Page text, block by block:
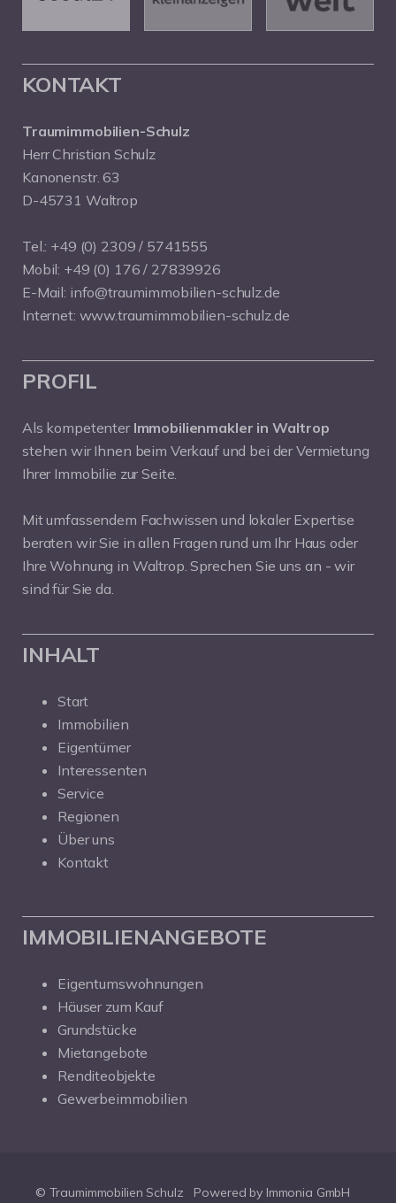
KONTAKT
Traumimmobilien-Schulz
Herr Christian Schulz
Kanonenstr. 63
D-45731 Waltrop
Tel.: +49 (0) 2309 / 5741555
Mobil: +49 (0) 176 / 27839926
E-Mail: info@traumimmobilien-schulz.de
Internet: www.traumimmobilien-schulz.de
PROFIL
Als kompetenter Immobilienmakler in Waltrop
stehen wir Ihnen beim Verkauf und bei der Vermietung
Ihrer Immobilie zur Seite.
Mit umfassendem Fachwissen und lokaler Expertise
beraten wir Sie in allen Fragen rund um Ihr Haus oder
Ihre Wohnung in Waltrop. Sprechen Sie uns an - wir
sind für Sie da.
INHALT
Start
Immobilien
Eigentümer
Interessenten
Service
Regionen
Über uns
Kontakt
IMMOBILIENANGEBOTE
Eigentumswohnungen
Häuser zum Kauf
Grundstücke
Mietangebote
Renditeobjekte
Gewerbeimmobilien
© Traumimmobilien Schulz Powered by Immonia GmbH